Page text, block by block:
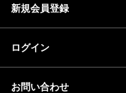
新規会員登録
ログイン
お問い合わせ